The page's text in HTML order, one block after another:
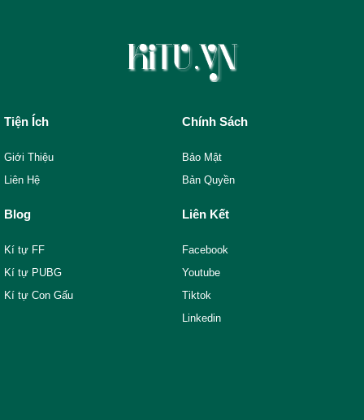
Tiện Ích
Giới Thiệu
Liên Hệ
Chính Sách
Bảo Mật
Bản Quyền
Blog
Kí tự FF
Kí tự PUBG
Kí tự Con Gấu
Liên Kết
Facebook
Youtube
Tiktok
Linkedin